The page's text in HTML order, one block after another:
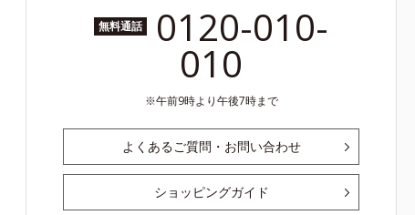
無料通話 0120-010-
010
午前9時より午後7時まで
よくあるご質問・お問い合わせ
ショッピングガイド